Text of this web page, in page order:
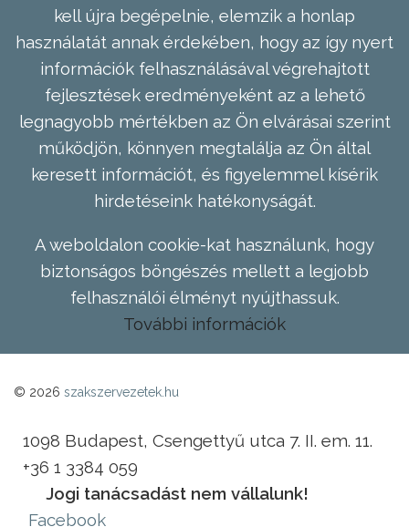
kell újra begépelnie, elemzik a honlap
használatát annak érdekében, hogy az így nyert
információk felhasználásával végrehajtott
fejlesztések eredményeként az a lehető
legnagyobb mértékben az Ön elvárásai szerint
működjön, könnyen megtalálja az Ön által
keresett információt, és figyelemmel kísérik
hirdetéseink hatékonyságát.
A weboldalon cookie-kat használunk, hogy
biztonságos böngészés mellett a legjobb
felhasználói élményt nyújthassuk.
További információk
© 2026 szakszervezetek.hu
1098 Budapest, Csengettyű utca 7. II. em. 11.
+36 1 3384 059
Jogi tanácsadást nem vállalunk!
Facebook